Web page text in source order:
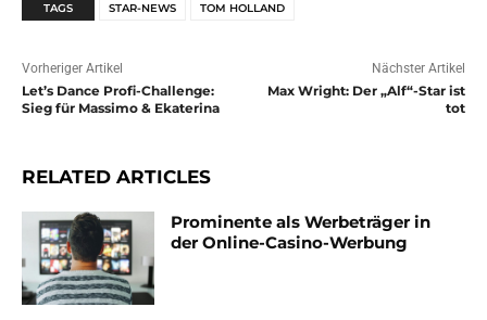
TAGS STAR-NEWS TOM HOLLAND
Vorheriger Artikel
Let’s Dance Profi-Challenge:
Sieg für Massimo & Ekaterina
Nächster Artikel
Max Wright: Der „Alf“-Star ist
tot
RELATED ARTICLES
Prominente als Werbeträger in
der Online-Casino-Werbung